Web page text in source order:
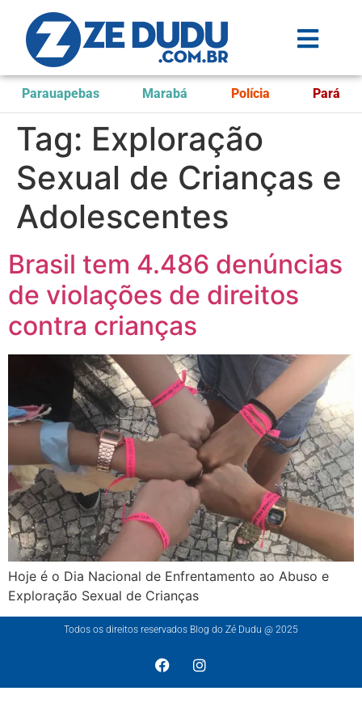
Parauapebas Marabá Polícia Pará
Tag: Exploração
Sexual de Crianças e
Adolescentes
Brasil tem 4.486 denúncias
de violações de direitos
contra crianças
Hoje é o Dia Nacional de Enfrentamento ao Abuso e
Exploração Sexual de Crianças
Todos os direitos reservados Blog do Zé Dudu @ 2025